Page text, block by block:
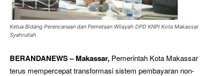
Ketua Bidang Perencanaan dan Pemetaan Wilayah DPD KNPI Kota Makassar
Syahrullah
BERANDANEWS – Makassar, Pemerintah Kota Makassar
terus mempercepat transformasi sistem pembayaran non-